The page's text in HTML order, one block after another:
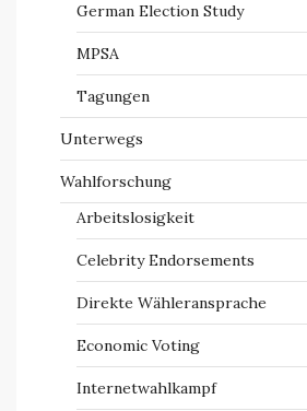
German Election Study
MPSA
Tagungen
Unterwegs
Wahlforschung
Arbeitslosigkeit
Celebrity Endorsements
Direkte Wähleransprache
Economic Voting
Internetwahlkampf